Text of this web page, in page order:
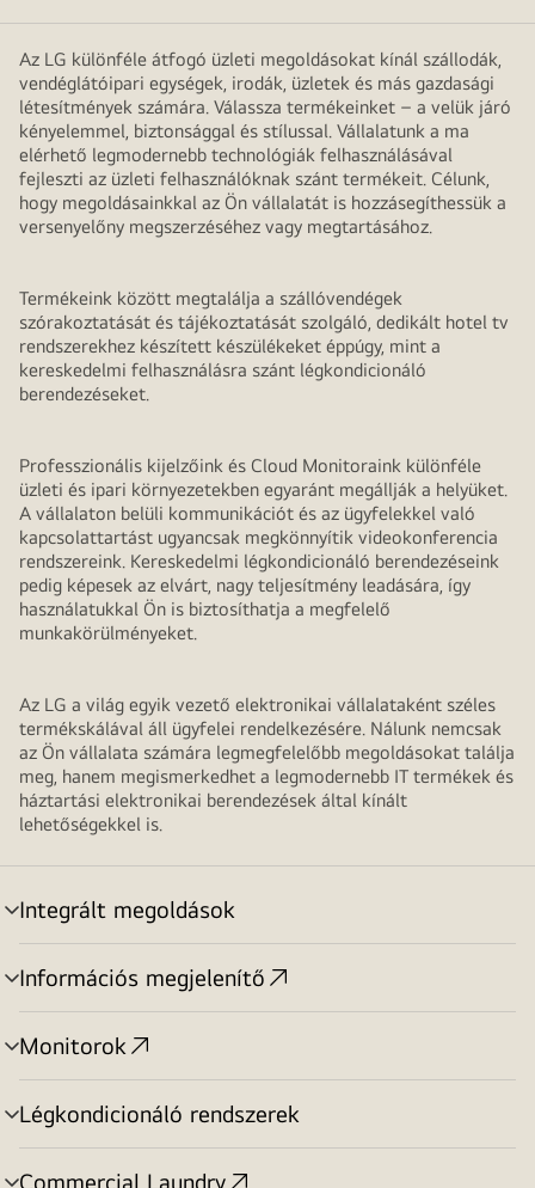
Az LG különféle átfogó üzleti megoldásokat kínál szállodák,
vendéglátóipari egységek, irodák, üzletek és más gazdasági
létesítmények számára. Válassza termékeinket – a velük járó
kényelemmel, biztonsággal és stílussal. Vállalatunk a ma
elérhető legmodernebb technológiák felhasználásával
fejleszti az üzleti felhasználóknak szánt termékeit. Célunk,
hogy megoldásainkkal az Ön vállalatát is hozzásegíthessük a
versenyelőny megszerzéséhez vagy megtartásához.
Termékeink között megtalálja a szállóvendégek
szórakoztatását és tájékoztatását szolgáló, dedikált hotel tv
rendszerekhez készített készülékeket éppúgy, mint a
kereskedelmi felhasználásra szánt légkondicionáló
berendezéseket.
Professzionális kijelzőink és Cloud Monitoraink különféle
üzleti és ipari környezetekben egyaránt megállják a helyüket.
A vállalaton belüli kommunikációt és az ügyfelekkel való
kapcsolattartást ugyancsak megkönnyítik videokonferencia
rendszereink. Kereskedelmi légkondicionáló berendezéseink
pedig képesek az elvárt, nagy teljesítmény leadására, így
használatukkal Ön is biztosíthatja a megfelelő
munkakörülményeket.
Az LG a világ egyik vezető elektronikai vállalataként széles
termékskálával áll ügyfelei rendelkezésére. Nálunk nemcsak
az Ön vállalata számára legmegfelelőbb megoldásokat találja
meg, hanem megismerkedhet a legmodernebb IT termékek és
háztartási elektronikai berendezések által kínált
lehetőségekkel is.
Integrált megoldások
menu
toggle
Információs megjelenítő
menu
toggle
Monitorok
menu
toggle
Légkondicionáló rendszerek
menu
toggle
Commercial Laundry